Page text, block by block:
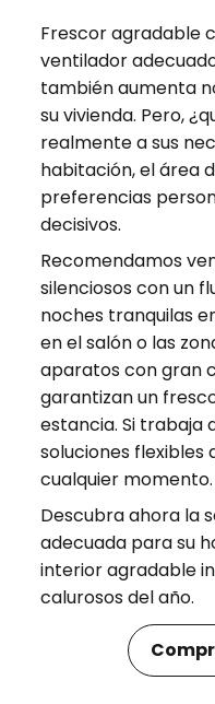
Frescor agradable
ventilador
también aumenta
su vivienda. Pero,
realmente a sus
habitación, el área
preferencias
decisivos.
Recomendamos
silenciosos con un
noches tranquilas
en el salón o las
aparatos con gran
garantizan un
estancia. Si trabaja
soluciones flexibles
cualquier momento.
Descubra ahora la
adecuada para su
interior agradable
calurosos del año.